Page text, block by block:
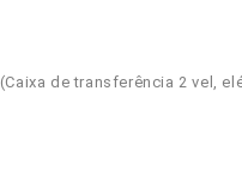
(Caixa de transferência 2 vel,